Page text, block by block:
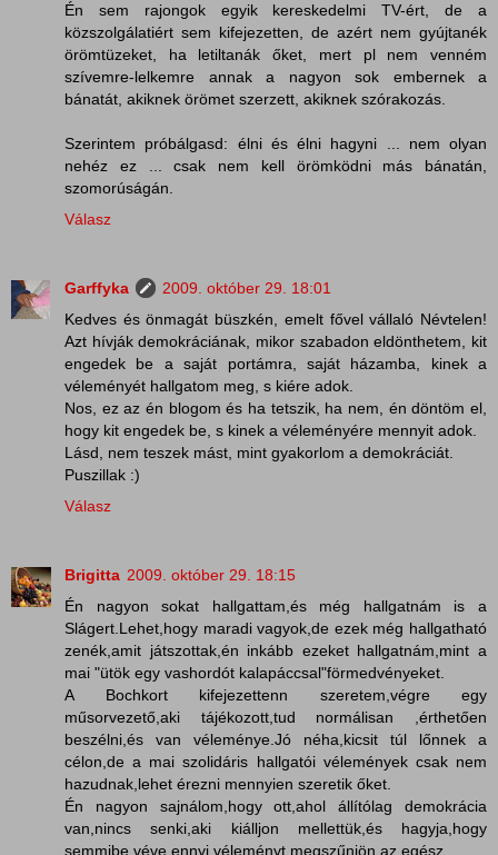
Én sem rajongok egyik kereskedelmi TV-ért, de a
közszolgálatiért sem kifejezetten, de azért nem gyújtanék
örömtüzeket, ha letiltanák őket, mert pl nem venném
szívemre-lelkemre annak a nagyon sok embernek a
bánatát, akiknek örömet szerzett, akiknek szórakozás.
Szerintem próbálgasd: élni és élni hagyni ... nem olyan
nehéz ez ... csak nem kell örömködni más bánatán,
szomorúságán.
Válasz
Garffyka
2009. október 29. 18:01
Kedves és önmagát büszkén, emelt fővel vállaló Névtelen!
Azt hívják demokráciának, mikor szabadon eldönthetem, kit
engedek be a saját portámra, saját házamba, kinek a
véleményét hallgatom meg, s kiére adok.
Nos, ez az én blogom és ha tetszik, ha nem, én döntöm el,
hogy kit engedek be, s kinek a véleményére mennyit adok.
Lásd, nem teszek mást, mint gyakorlom a demokráciát.
Puszillak :)
Válasz
Brigitta 2009. október 29. 18:15
Én nagyon sokat hallgattam,és még hallgatnám is a
Slágert.Lehet,hogy maradi vagyok,de ezek még hallgatható
zenék,amit játszottak,én inkább ezeket hallgatnám,mint a
mai "ütök egy vashordót kalapáccsal"förmedvényeket.
A Bochkort kifejezettenn szeretem,végre egy
műsorvezető,aki tájékozott,tud normálisan ,érthetően
beszélni,és van véleménye.Jó néha,kicsit túl lőnnek a
célon,de a mai szolidáris hallgatói vélemények csak nem
hazudnak,lehet érezni mennyien szeretik őket.
Én nagyon sajnálom,hogy ott,ahol állítólag demokrácia
van,nincs senki,aki kiálljon mellettük,és hagyja,hogy
semmibe véve ennyi véleményt megszűnjön az egész.